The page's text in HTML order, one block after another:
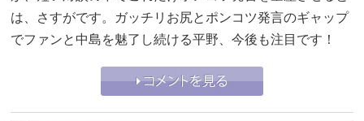
は、さすがです。ガッチリお尻とポンコツ発言のギャップ
でファンと中島を魅了し続ける平野、今後も注目です！